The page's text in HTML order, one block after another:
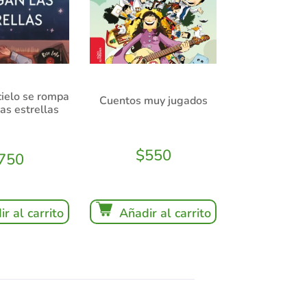
se rompa
estrellas
al carrito
Cuentos muy jugados
$550
Añadir al carrito